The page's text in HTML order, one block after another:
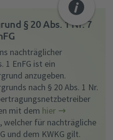
§ 20 Abs. 1 Nr. 7
nachträglicher
1 EnFG ist ein
anzugeben.
nach § 20 Abs. 1 Nr.
mit dem hier
welcher für nachträgliche
und dem KWKG gilt.